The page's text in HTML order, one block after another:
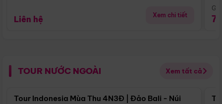
Liên hệ Xem chi tiết
TOUR NƯỚC NGOÀI Xem tất cả
Điểm nổi bật
Tour Indonesia Mùa Thu 4N3Đ | Đảo Bali - Núi